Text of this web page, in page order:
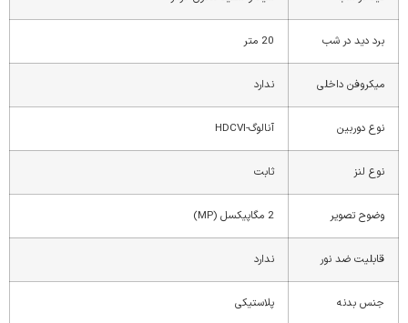
برد دید در شب 20 متر
میکروفن داخلی ندارد
نوع دوربین آنالوگ-HDCVI
نوع لنز ثابت
وضوح تصویر 2 مگاپیکسل (MP)
قابلیت ضد نور ندارد
جنس بدنه پلاستیکی